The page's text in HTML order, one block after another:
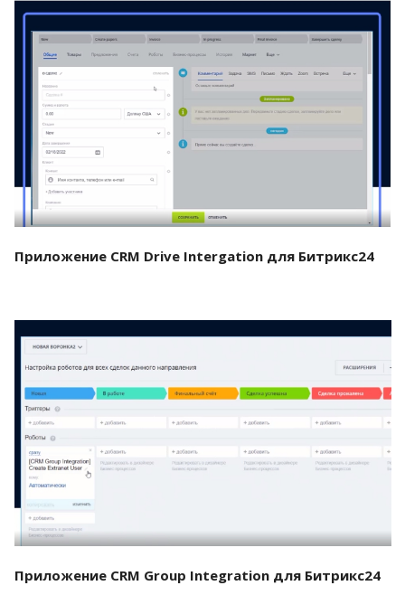
Смотреть проект
Приложение CRM Drive Intergation для Битрикс24
Смотреть проект
Приложение CRM Group Integration для Битрикс24